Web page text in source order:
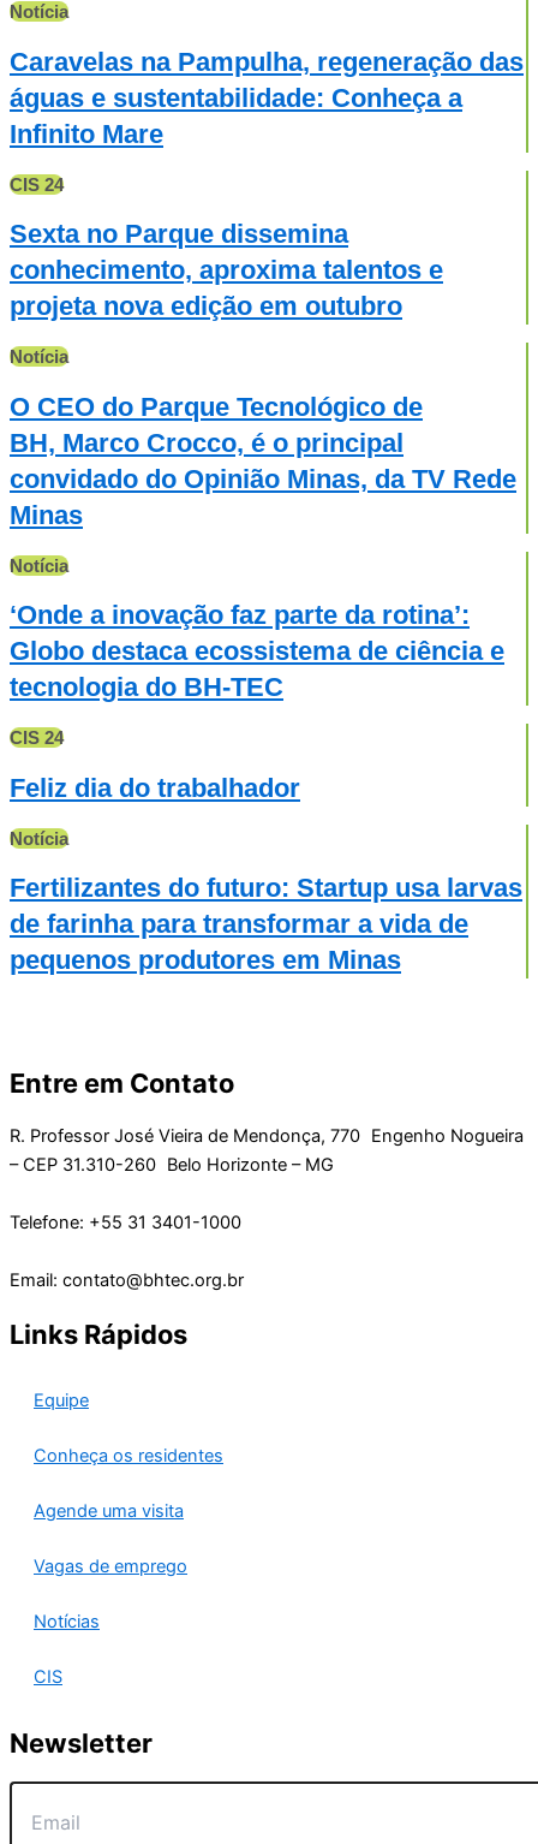
Notícia
Caravelas na Pampulha, regeneração das
águas e sustentabilidade: Conheça a
Infinito Mare
CIS 24
Sexta no Parque dissemina
conhecimento, aproxima talentos e
projeta nova edição em outubro
Notícia
O CEO do Parque Tecnológico de
BH, Marco Crocco, é o principal
convidado do Opinião Minas, da TV Rede
Minas
Notícia
‘Onde a inovação faz parte da rotina’:
Globo destaca ecossistema de ciência e
tecnologia do BH-TEC
CIS 24
Feliz dia do trabalhador
Notícia
Fertilizantes do futuro: Startup usa larvas
de farinha para transformar a vida de
pequenos produtores em Minas
Entre em Contato
R. Professor José Vieira de Mendonça, 770 Engenho Nogueira
– CEP 31.310-260 Belo Horizonte – MG
Telefone: +55 31 3401-1000
Email: contato@bhtec.org.br
Links Rápidos
Equipe
Conheça os residentes
Agende uma visita
Vagas de emprego
Notícias
CIS
Newsletter